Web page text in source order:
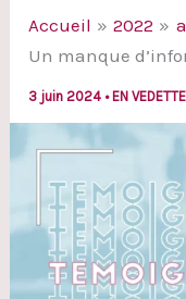
Accueil 2022
Un manque
3 juin 2024 • EN